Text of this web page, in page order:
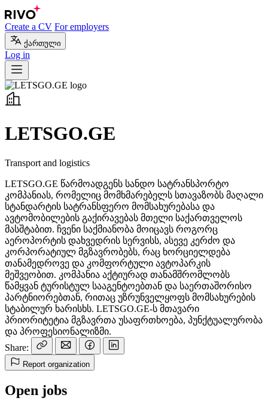
Create a CV For employers
ქართული
Log in
LETSGO.GE
Transport and logistics
LETSGO.GE წარმოადგენს სანდო სატრანსპორტო
კომპანიას, რომელიც მომხმარებელს სთავაზობს მაღალი
სტანდარტის სატრანსფერო მომსახურებასა და
ავტომობილების გაქირავებას მთელი საქართველოს
მასშტაბით. ჩვენი საქმიანობა მოიცავს როგორც
აეროპორტის დახვედრის სერვისს, ასევე კერძო და
კორპორატიულ მგზავრობებს, რაც ხორციელდება
თანამედროვე და კომფორტული ავტოპარკის
მეშვეობით. კომპანია აქტიურად თანამშრომლობს
წამყვან ტურისტულ სააგენტოებთან და საერთაშორისო
პარტნიორებთან, რითაც უზრუნველყოფს მომსახურების
სტაბილურ ხარისხს. LETSGO.GE-ს მთავარი
პრიორიტეტია მგზავრთა უსაფრთხოება, პუნქტუალურობა
და პროფესიონალიზმი.
Share:
Report organization
Open jobs